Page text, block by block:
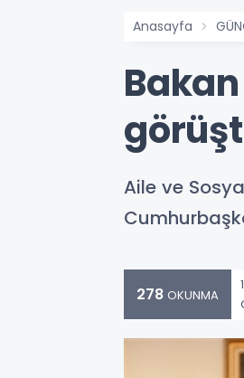
Anasayfa
Aile ve
278 OKUNMA